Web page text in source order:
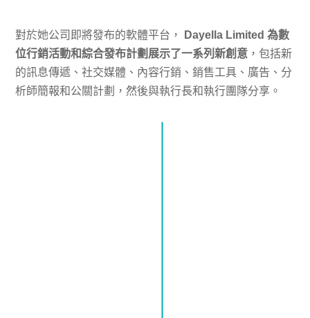
對於她公司即將發布的軟體平台，
Dayella Limited 為數
位行銷活動和綜合發布計劃展示了一系列新創意 ，包括新
的訊息傳遞、社交媒體、內容行銷、銷售工具、廣告、分
析師簡報和公關計劃，然後與執行長和執行團隊分享。